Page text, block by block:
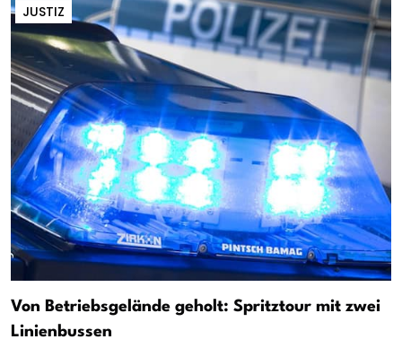
JUSTIZ
Von Betriebsgelände geholt: Spritztour mit zwei
Linienbussen